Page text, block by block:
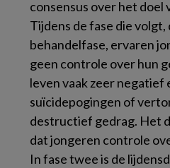
consensus over het doel
Tijdens de fase die volgt,
behandelfase, ervaren
geen controle over hun
leven vaak zeer negatief
suïcidepogingen of
destructief gedrag. Het
dat jongeren controle
In fase twee is de